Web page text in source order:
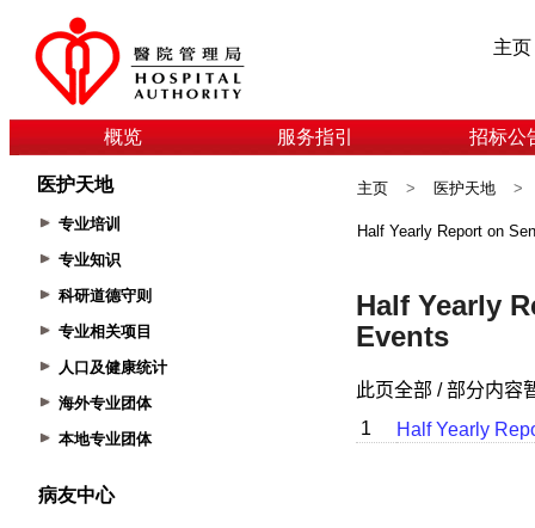
主页
概览 服务指引 招标公
医护天地
专业培训
专业知识
科研道德守则
专业相关项目
人口及健康统计
海外专业团体
本地专业团体
病友中心
主页 > 医护天地 >
Half Yearly Report on